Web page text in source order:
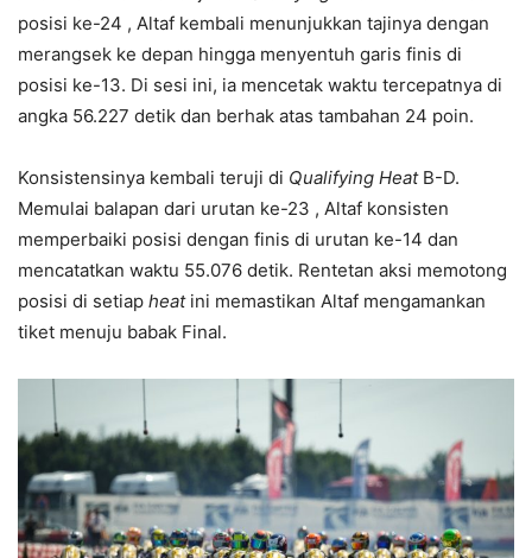
posisi ke-24 , Altaf kembali menunjukkan tajinya dengan
merangsek ke depan hingga menyentuh garis finis di
posisi ke-13. Di sesi ini, ia mencetak waktu tercepatnya di
angka 56.227 detik dan berhak atas tambahan 24 poin.
Konsistensinya kembali teruji di Qualifying HeatB-D.
Memulai balapan dari urutan ke-23 , Altaf konsisten
memperbaiki posisi dengan finis di urutan ke-14 dan
mencatatkan waktu 55.076 detik. Rentetan aksi memotong
posisi di setiap heatini memastikan Altaf mengamankan
tiket menuju babak Final.